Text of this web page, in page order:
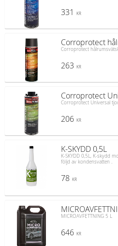
331 KR
Corroprotect
Corroprotect
263 KR
Corroprotect
Corroprotect Universal
206 KR
K-SKYDD 0,5L
K-SKYDD 0,5L, K-skydd
följd av kondensvatten .
78 KR
MICROAVFETTNING 5 L
646 KR